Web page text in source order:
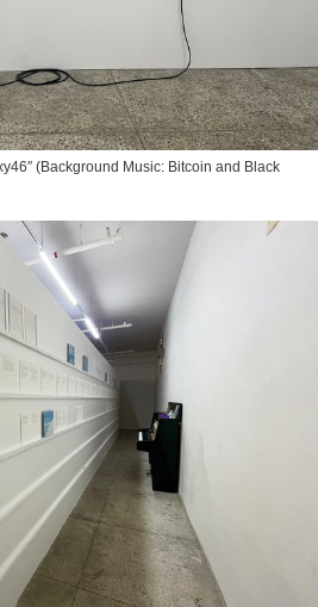
(Background Music: Bitcoin and Black